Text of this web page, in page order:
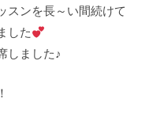
スンを長～い間続けて
した
しました♪